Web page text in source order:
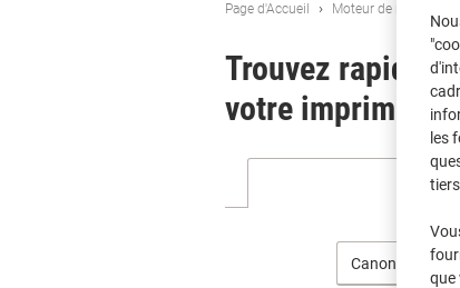
Page d'Accueil Moteur de recherche
Trouvez
votre
Canon
les
que